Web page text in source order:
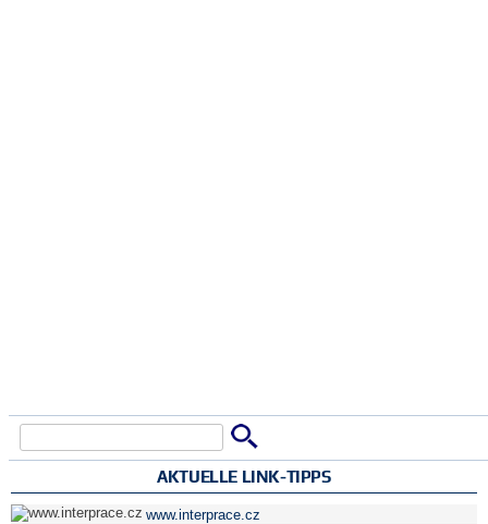
Suchformular
AKTUELLE LINK-TIPPS
www.interprace.cz